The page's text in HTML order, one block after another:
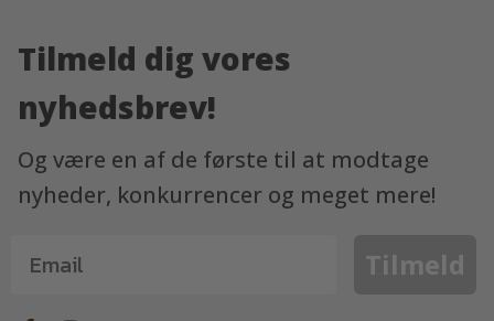
Tilmeld dig vores
nyhedsbrev!
Og være en af de første til at modtage
nyheder, konkurrencer og meget mere!
Tilmeld